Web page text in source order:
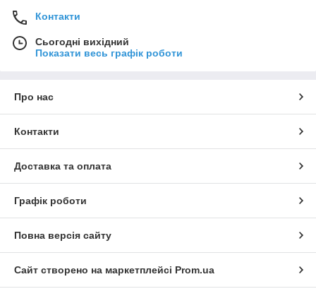
Контакти
Сьогодні вихідний
Показати весь графік роботи
Про нас
Контакти
Доставка та оплата
Графік роботи
Повна версія сайту
Сайт створено на маркетплейсі Prom.ua